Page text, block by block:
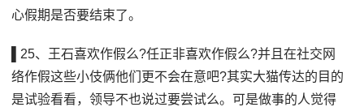
心假期是否要结束了。
▌25、王石喜欢作假么?任正非喜欢作假么?并且在社交网
络作假这些小伎俩他们更不会在意吧?其实大猫传达的目的
是试验看看，领导不也说过要尝试么。可是做事的人觉得